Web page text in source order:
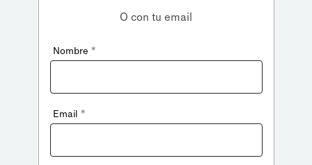
O con tu email
Nombre *
Email *